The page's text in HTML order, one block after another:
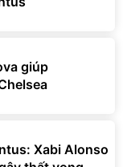
giúp
Xabi Alonso